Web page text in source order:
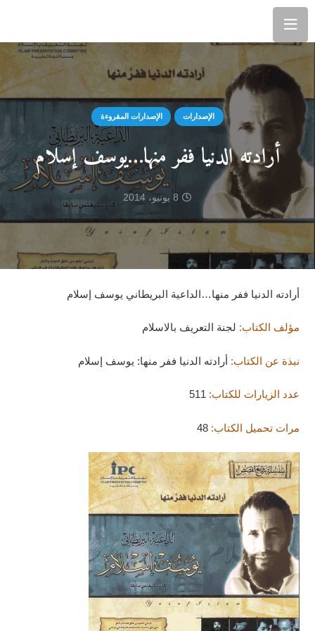
الإصدارات الإصدارات المقروءة
أرادته الدنيا ففر منها…يوسف إسلام
8 يونيو، 2014
أرادته الدنيا ففر منها…الداعية البريطاني يوسف إسلام
مؤلف الكتاب: لجنة التعريف بالاسلام
نبذة عن الكتاب: أرادته الدنيا ففر منها: يوسف إسلام
عدد الزيارات للكتاب:
مرات تحميل الكتاب: 48